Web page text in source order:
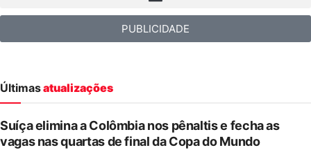
PUBLICIDADE
Últimasatualizações
Suíça elimina a Colômbia nos pênaltis e fecha as
vagas nas quartas de final da Copa do Mundo